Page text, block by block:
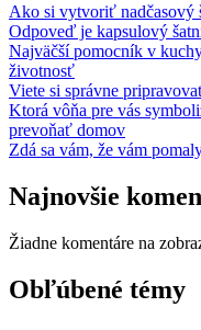
Ako si vytvoriť nadčasový
Odpoveď je kapsulový
Najväčší pomocník v
životnosť
Viete si správne
Ktorá vôňa pre vás
prevoňať domov
Zdá sa vám, že vám
Najnovšie
Žiadne komentáre na
Obľúbené témy